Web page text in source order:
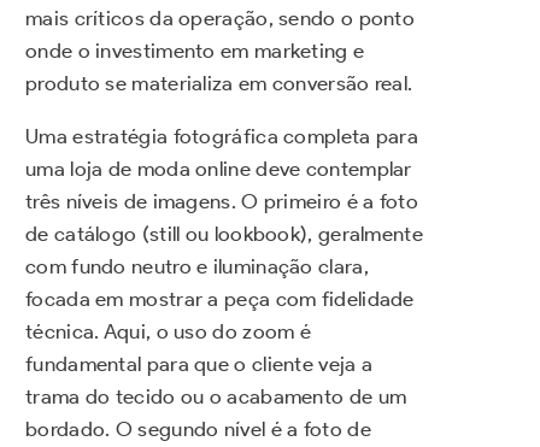
mais críticos da operação, sendo o ponto
onde o investimento em marketing e
produto se materializa em conversão real.
Uma estratégia fotográfica completa para
uma loja de moda online deve contemplar
três níveis de imagens. O primeiro é a foto
de catálogo (still ou lookbook), geralmente
com fundo neutro e iluminação clara,
focada em mostrar a peça com fidelidade
técnica. Aqui, o uso do zoom é
fundamental para que o cliente veja a
trama do tecido ou o acabamento de um
bordado. O segundo nível é a foto de